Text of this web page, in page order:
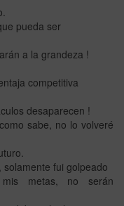
pueda ser
a la grandeza !
competitiva
desaparecen !
sabe, no lo volveré
fui golpeado
metas, no serán